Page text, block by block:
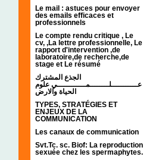
Le mail : astuces pour envoyer
des emails efficaces et
professionnels
Le compte rendu critique , Le
cv, ,La lettre professionnelle, Le
rapport d'intervention ,de
laboratoire,de recherche,de
stage et Le résumé
الجذع المشترك
عـــــــــــلــــــــمــــــــــــي علوم
الحياة والارض
TYPES, STRATÉGIES ET
ENJEUX DE LA
COMMUNICATION
Les canaux de communication
Svt.Tc. sc. Biof: La reproduction
sexuée chez les spermaphytes.